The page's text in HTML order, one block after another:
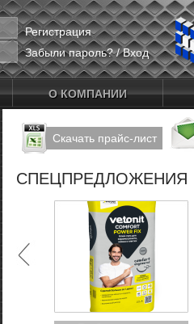
Регистрация
Забыли пароль?/Вход
О КОМПАНИИ
Скачать прайс-лист
СПЕЦПРЕДЛОЖЕНИЯ